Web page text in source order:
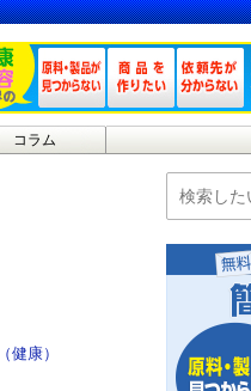
コラム
健康）